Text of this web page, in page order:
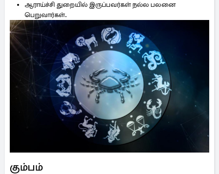
ஆராய்ச்சி துறையில் இருப்பவர்கள் நல்ல பலனை
பெறுவார்கள்.
கும்பம்